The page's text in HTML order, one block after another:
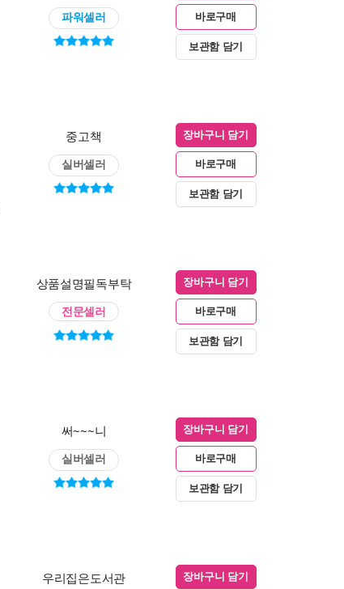
파워셀러 바로구매
보관함 담기
중고책
실버셀러
장바구니 담기
바로구매
보관함 담기
상품설명필독부탁
전문셀러
장바구니 담기
바로구매
보관함 담기
써~~~니
실버셀러
장바구니 담기
바로구매
보관함 담기
우리집은도서관 장바구니 담기